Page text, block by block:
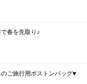
春を先取り♪
ご旅行用ボストンバッグ♥